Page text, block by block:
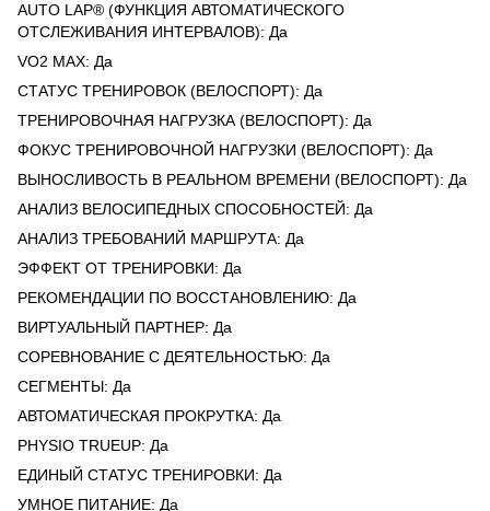
AUTO LAP® (ФУНКЦИЯ АВТОМАТИЧЕСКОГО
ОТСЛЕЖИВАНИЯ ИНТЕРВАЛОВ): Да
VO2 MAX: Да
СТАТУС ТРЕНИРОВОК (ВЕЛОСПОРТ): Да
ТРЕНИРОВОЧНАЯ НАГРУЗКА (ВЕЛОСПОРТ): Да
ФОКУС ТРЕНИРОВОЧНОЙ НАГРУЗКИ (ВЕЛОСПОРТ): Да
ВЫНОСЛИВОСТЬ В РЕАЛЬНОМ ВРЕМЕНИ (ВЕЛОСПОРТ): Да
АНАЛИЗ ВЕЛОСИПЕДНЫХ СПОСОБНОСТЕЙ: Да
АНАЛИЗ ТРЕБОВАНИЙ МАРШРУТА: Да
ЭФФЕКТ ОТ ТРЕНИРОВКИ: Да
РЕКОМЕНДАЦИИ ПО ВОССТАНОВЛЕНИЮ: Да
ВИРТУАЛЬНЫЙ ПАРТНЕР: Да
СОРЕВНОВАНИЕ С ДЕЯТЕЛЬНОСТЬЮ: Да
СЕГМЕНТЫ: Да
АВТОМАТИЧЕСКАЯ ПРОКРУТКА: Да
PHYSIO TRUEUP: Да
ЕДИНЫЙ СТАТУС ТРЕНИРОВКИ: Да
УМНОЕ ПИТАНИЕ: Да